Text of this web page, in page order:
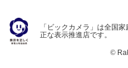
「ビックカメラ」は全国
正な表示推進店です。
©